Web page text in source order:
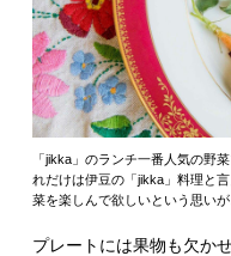
「jikka」のランチ一番人気の野
れだけは伊豆の「jikka」料理と
菜を楽しんで欲しいという思い
プレートには果物も欠か